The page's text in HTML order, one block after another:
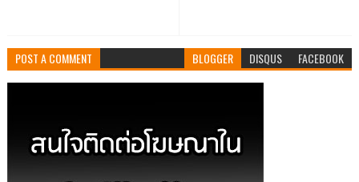
POST A COMMENT BLOGGER DISQUS FACEBOOK